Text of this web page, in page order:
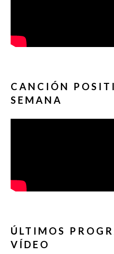
CANCIÓN
SEMANA
ÚLTIMOS
VÍDEO